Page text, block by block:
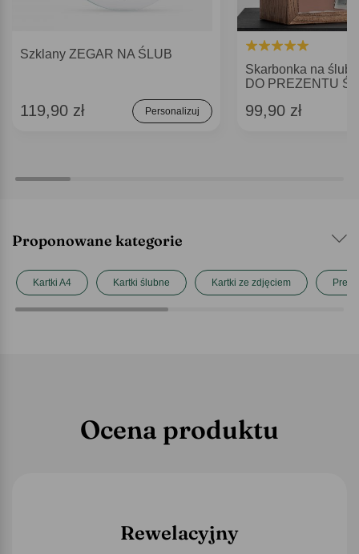
Szklany ZEGAR NA ŚLUB
119,90 zł Personalizuj
Skarbonka na ślub
DO PREZENTU
99,90 zł
Proponowane kategorie
Kartki A4 Kartki ślubne Kartki ze zdjęciem
Ocena produktu
Rewelacyjny